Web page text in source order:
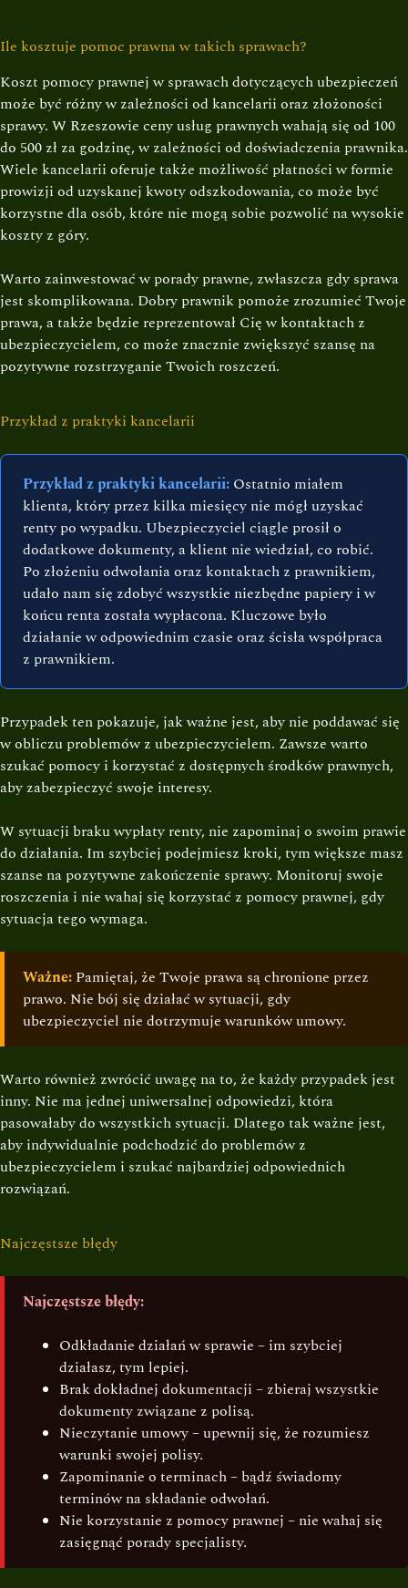
Ile kosztuje pomoc prawna w takich sprawach?
Koszt pomocy prawnej w sprawach dotyczących ubezpieczeń
może być różny w zależności od kancelarii oraz złożoności
sprawy. W Rzeszowie ceny usług prawnych wahają się od 100
do 500 zł za godzinę, w zależności od doświadczenia prawnika.
Wiele kancelarii oferuje także możliwość płatności w formie
prowizji od uzyskanej kwoty odszkodowania, co może być
korzystne dla osób, które nie mogą sobie pozwolić na wysokie
koszty z góry.
Warto zainwestować w porady prawne, zwłaszcza gdy sprawa
jest skomplikowana. Dobry prawnik pomoże zrozumieć Twoje
prawa, a także będzie reprezentował Cię w kontaktach z
ubezpieczycielem, co może znacznie zwiększyć szansę na
pozytywne rozstrzyganie Twoich roszczeń.
Przykład z praktyki kancelarii
Przykład z praktyki kancelarii: Ostatnio miałem
klienta, który przez kilka miesięcy nie mógł uzyskać
renty po wypadku. Ubezpieczyciel ciągle prosił o
dodatkowe dokumenty, a klient nie wiedział, co robić.
Po złożeniu odwołania oraz kontaktach z prawnikiem,
udało nam się zdobyć wszystkie niezbędne papiery i w
końcu renta została wypłacona. Kluczowe było
działanie w odpowiednim czasie oraz ścisła współpraca
z prawnikiem.
Przypadek ten pokazuje, jak ważne jest, aby nie poddawać się
w obliczu problemów z ubezpieczycielem. Zawsze warto
szukać pomocy i korzystać z dostępnych środków prawnych,
aby zabezpieczyć swoje interesy.
W sytuacji braku wypłaty renty, nie zapominaj o swoim prawie
do działania. Im szybciej podejmiesz kroki, tym większe masz
szanse na pozytywne zakończenie sprawy. Monitoruj swoje
roszczenia i nie wahaj się korzystać z pomocy prawnej, gdy
sytuacja tego wymaga.
Ważne: Pamiętaj, że Twoje prawa są chronione przez
prawo. Nie bój się działać w sytuacji, gdy
ubezpieczyciel nie dotrzymuje warunków umowy.
Warto również zwrócić uwagę na to, że każdy przypadek jest
inny. Nie ma jednej uniwersalnej odpowiedzi, która
pasowałaby do wszystkich sytuacji. Dlatego tak ważne jest,
aby indywidualnie podchodzić do problemów z
ubezpieczycielem i szukać najbardziej odpowiednich
rozwiązań.
Najczęstsze błędy
Najczęstsze błędy:
Odkładanie działań w sprawie – im szybciej
działasz, tym lepiej.
Brak dokładnej dokumentacji – zbieraj wszystkie
dokumenty związane z polisą.
Nieczytanie umowy – upewnij się, że rozumiesz
warunki swojej polisy.
Zapominanie o terminach – bądź świadomy
terminów na składanie odwołań.
Nie korzystanie z pomocy prawnej – nie wahaj się
zasięgnąć porady specjalisty.